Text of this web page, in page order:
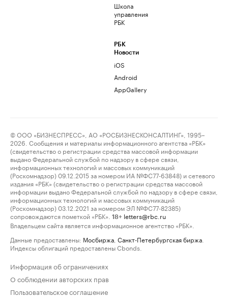
Школа
управления
РБК
РБК
Новости
iOS
Android
AppGallery
© ООО «БИЗНЕСПРЕСС», АО «РОСБИЗНЕСКОНСАЛТИНГ», 1995–
2026. Сообщения и материалы информационного агентства «РБК»
(свидетельство о регистрации средства массовой информации
выдано Федеральной службой по надзору в сфере связи,
информационных технологий и массовых коммуникаций
(Роскомнадзор) 09.12.2015 за номером ИА №ФС77-63848) и сетевого
издания «РБК» (свидетельство о регистрации средства массовой
информации выдано Федеральной службой по надзору в сфере связи,
информационных технологий и массовых коммуникаций
(Роскомнадзор) 03.12.2021 за номером ЭЛ №ФС77-82385)
сопровождаются пометкой «РБК».
18+ letters@rbc.ru
Владельцем сайта является информационное агентство «РБК».
Данные предоставлены: Мосбиржа Санкт-Петербургская биржа
Индексы облигаций предоставлены Cbonds.
Информация об ограничениях
О соблюдении авторских прав
Пользовательское соглашение